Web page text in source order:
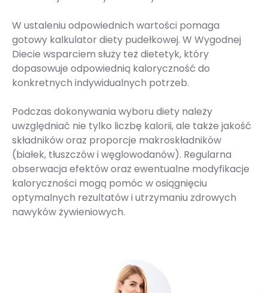
W ustaleniu odpowiednich wartości pomaga
gotowy kalkulator diety pudełkowej. W Wygodnej
Diecie wsparciem służy też dietetyk, który
dopasowuje odpowiednią kaloryczność do
konkretnych indywidualnych potrzeb.
Podczas dokonywania wyboru diety należy
uwzględniać nie tylko liczbę kalorii, ale także jakość
składników oraz proporcje makroskładników
(białek, tłuszczów i węglowodanów). Regularna
obserwacja efektów oraz ewentualne modyfikacje
kaloryczności mogą pomóc w osiągnięciu
optymalnych rezultatów i utrzymaniu zdrowych
nawyków żywieniowych.